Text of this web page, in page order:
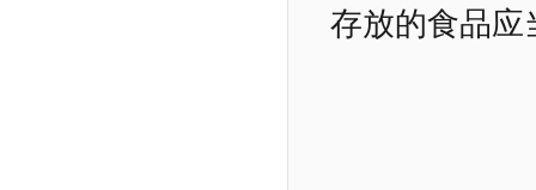
存放的食品应